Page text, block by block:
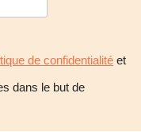
de confidentialité et
dans le but de